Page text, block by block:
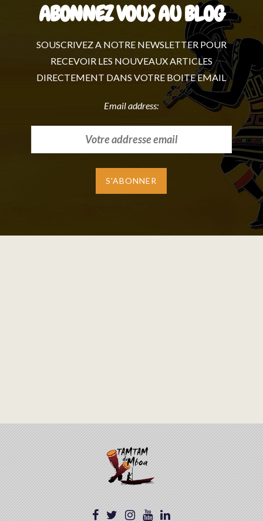
ABONNEZ VOUS AU BLOG
SOUSCRIVEZ A NOTRE NEWSLETTER POUR
RECEVOIR LES NOUVEAUX ARTICLES
DIRECTEMENT DANS VOTRE BOITE EMAIL
Email address: